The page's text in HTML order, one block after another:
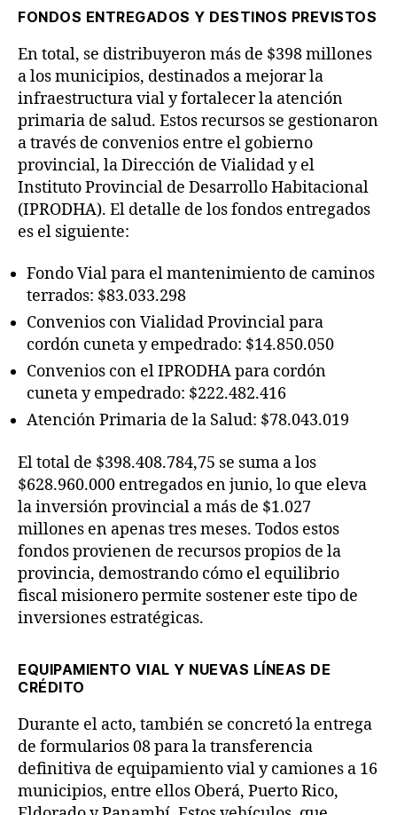
FONDOS ENTREGADOS Y DESTINOS PREVISTOS
En total, se distribuyeron más de $398 millones
a los municipios, destinados a mejorar la
infraestructura vial y fortalecer la atención
primaria de salud. Estos recursos se gestionaron
a través de convenios entre el gobierno
provincial, la Dirección de Vialidad y el
Instituto Provincial de Desarrollo Habitacional
(IPRODHA). El detalle de los fondos entregados
es el siguiente:
Fondo Vial para el mantenimiento de caminos
terrados: $83.033.298
Convenios con Vialidad Provincial para
cordón cuneta y empedrado: $14.850.050
Convenios con el IPRODHA para cordón
cuneta y empedrado: $222.482.416
Atención Primaria de la Salud: $78.043.019
El total de $398.408.784,75 se suma a los
$628.960.000 entregados en junio, lo que eleva
la inversión provincial a más de $1.027
millones en apenas tres meses. Todos estos
fondos provienen de recursos propios de la
provincia, demostrando cómo el equilibrio
fiscal misionero permite sostener este tipo de
inversiones estratégicas.
EQUIPAMIENTO VIAL Y NUEVAS LÍNEAS DE
CRÉDITO
Durante el acto, también se concretó la entrega
de formularios 08 para la transferencia
definitiva de equipamiento vial y camiones a 16
municipios, entre ellos Oberá, Puerto Rico,